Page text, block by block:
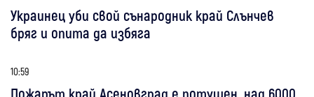
Украинец уби свой сънародник край Слънчев
бряг и опита да избяга
10:59
Пожарът край Асеновград е потушен, над 6000